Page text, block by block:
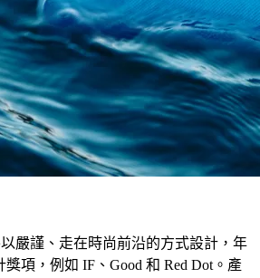
以嚴謹、走在時尚前沿的方式設計，年
項，例如 IF、Good 和 Red Dot。產